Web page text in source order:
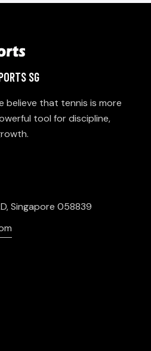
SG
believe that tennis is more
tool for discipline,
Singapore 058839